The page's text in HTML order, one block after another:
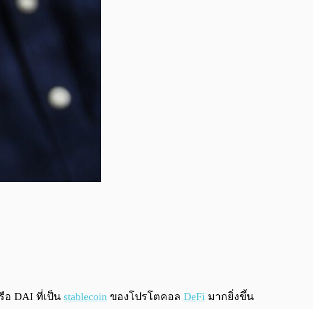
อ DAI ที่เป็น stablecoin ของโปรโตคอล DeFi มากยิ่งขึ้น